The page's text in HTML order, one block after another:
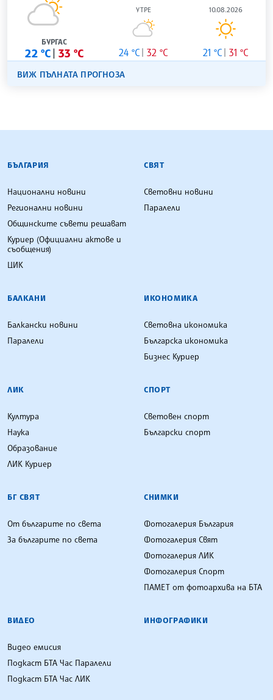
БУРГАС
22 °C 33 °C
УТРЕ
24 °C 32 °C
10.08.2026
21 °C 31 °C
ВИЖ ПЪЛНАТА ПРОГНОЗА
БЪЛГАРСКА ТЕЛЕГРАФНА АГЕНЦИЯ
БЪЛГАРИЯ
Национални новини
Регионални новини
Общинските съвети решават
Куриер (Официални актове и
съобщения)
ЦИК
СВЯТ
Световни новини
Паралели
БАЛКАНИ
Балкански новини
Паралели
ИКОНОМИКА
Световна икономика
Българска икономика
Бизнес Куриер
ЛИК
Култура
Наука
Образование
ЛИК Куриер
СПОРТ
Световен спорт
Български спорт
БГ СВЯТ
От българите по света
За българите по света
СНИМКИ
Фотогалерия България
Фотогалерия Свят
Фотогалерия ЛИК
Фотогалерия Спорт
ПАМЕТ от фотоархива на БТА
ВИДЕО
Видео емисия
Подкаст БТА Час Паралели
Подкаст БТА Час ЛИК
ИНФОГРАФИКИ